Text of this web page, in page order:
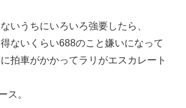
いうちにいろいろ強要したら、
ないくらい688のこと嫌いになって
拍車がかかってラリがエスカレート
ス。